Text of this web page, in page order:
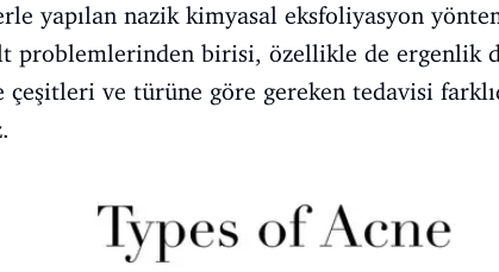
yapılan nazik kimyasal eksfoliyasyon
problemlerinden birisi, özellikle de ergenlik
çeşitleri ve türüne göre gereken tedavisi